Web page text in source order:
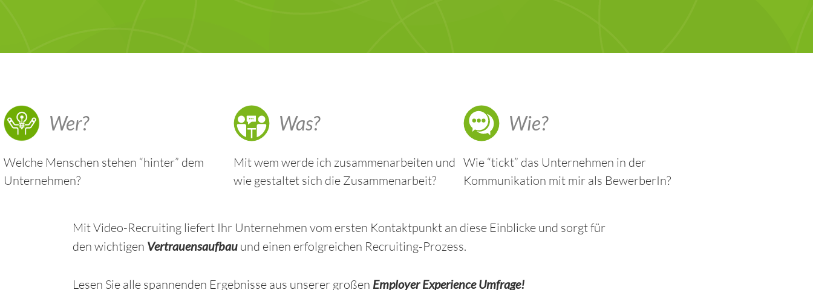
Wer?
Welche Menschen stehen “hinter” dem
Unternehmen?
Was?
Mit wem werde ich zusammenarbeiten und
wie gestaltet sich die Zusammenarbeit?
Wie?
Wie “tickt” das Unternehmen in der
Kommunikation mit mir als BewerberIn?
Mit Video-Recruiting liefert Ihr Unternehmen vom ersten Kontaktpunkt an diese Einblicke und sorgt für
den wichtigen Vertrauensaufbau und einen erfolgreichen Recruiting-Prozess.
Lesen Sie alle spannenden Ergebnisse aus unserer großen Employer Experience Umfrage!